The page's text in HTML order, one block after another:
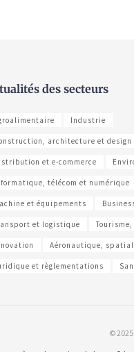
des secteurs
Industrie
architecture et design
et e-commerce
télécom et numérique
et équipements
et logistique
Aéronautique, spatial
et règlementations
©